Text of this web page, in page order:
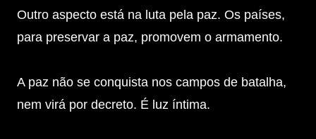
Outro aspecto está na luta pela paz. Os países,
para preservar a paz, promovem o armamento.
A paz não se conquista nos campos de batalha,
nem virá por decreto. É luz íntima.